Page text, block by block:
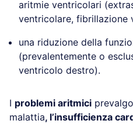
aritmie ventricolari
ventricolare, fibrillazione
una riduzione della
(prevalentemente o
ventricolo destro).
I problemi aritmici
malattia, l’insufficienza